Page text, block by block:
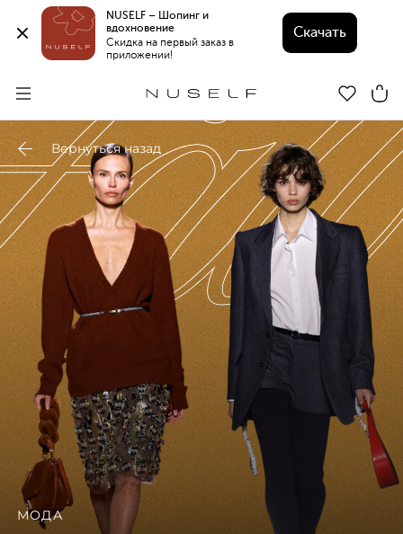
NUSELF – Шопинг и
вдохновение
Скидка на первый заказ в
приложении!
Скачать
Вернуться назад
МОДА